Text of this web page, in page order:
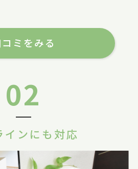
コミをみる
02
インにも対応